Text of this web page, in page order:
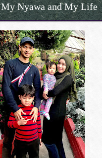
My Nyawa and My Life